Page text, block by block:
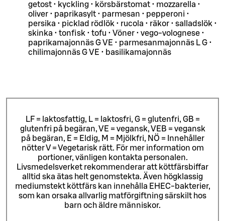
getost • kyckling • körsbärstomat • mozzarella •
oliver • paprikasylt • parmesan • pepperoni •
persika • picklad rödlök • rucola • räkor • salladslök •
skinka • tonfisk • tofu • Vöner • vego-volognese •
paprikamajonnäs G VE • parmesanmajonnäs L G •
chilimajonnäs G VE • basilikamajonnäs
LF = laktosfattig, L = laktosfri, G = glutenfri, GB =
glutenfri på begäran, VE = vegansk, VEB = vegansk
på begäran, E = Eldig, M = Mjölkfri, NÖ = Innehåller
nötter V = Vegetarisk rätt. För mer information om
portioner, vänligen kontakta personalen.
Livsmedelsverket rekommenderar att köttfärsbiffar
alltid ska ätas helt genomstekta. Även högklassig
mediumstekt köttfärs kan innehålla EHEC-bakterier,
som kan orsaka allvarlig matförgiftning särskilt hos
barn och äldre människor.